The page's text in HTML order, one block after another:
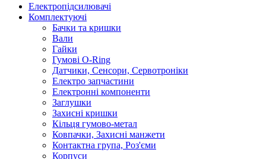
Електропідсилювачі
Комплектуючі
Бачки та кришки
Вали
Гайки
Гумові O-Ring
Датчики, Сенсори, Сервотроніки
Електро запчастини
Електронні компоненти
Заглушки
Захисні кришки
Кільця гумово-метал
Ковпачки, Захисні манжети
Контактна група, Роз'єми
Корпуси